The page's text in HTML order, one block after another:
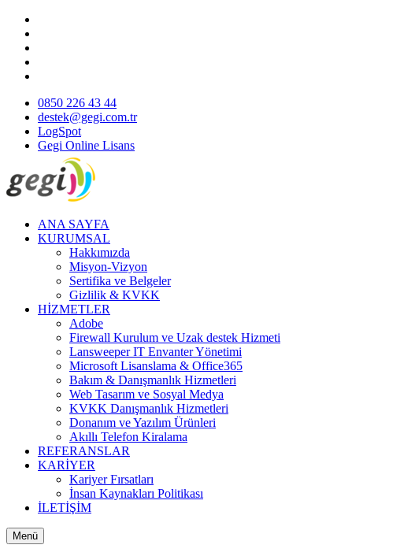
0850 226 43 44
destek@gegi.com.tr
LogSpot
Gegi Online Lisans
ANA SAYFA
KURUMSAL
Hakkımızda
Misyon-Vizyon
Sertifika ve Belgeler
Gizlilik & KVKK
HİZMETLER
Adobe
Firewall Kurulum ve Uzak destek Hizmeti
Lansweeper IT Envanter Yönetimi
Microsoft Lisanslama & Office365
Bakım & Danışmanlık Hizmetleri
Web Tasarım ve Sosyal Medya
KVKK Danışmanlık Hizmetleri
Donanım ve Yazılım Ürünleri
Akıllı Telefon Kiralama
REFERANSLAR
KARİYER
Kariyer Fırsatları
İnsan Kaynakları Politikası
İLETİŞİM
Menü